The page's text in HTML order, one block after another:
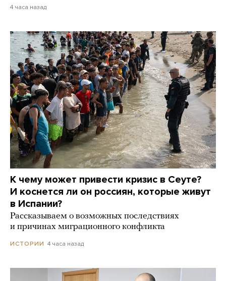
4 часа назад
К чему может привести кризис в Сеуте?
И коснется ли он россиян, которые живут
в Испании?
Рассказываем о возможных последствиях
и причинах миграционного конфликта
ИСТОРИИ 4 часа назад